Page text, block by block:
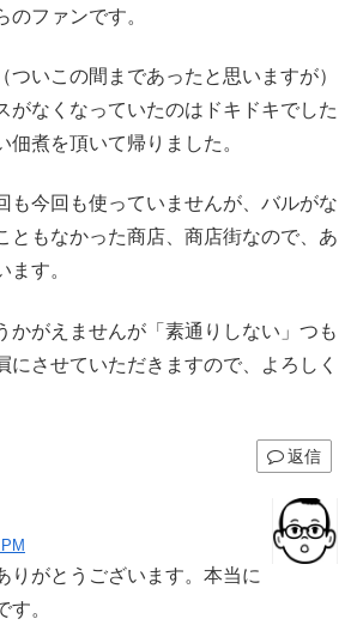
のファンです。
ついこの間まであったと思いますが）
がなくなっていたのはドキドキでした
佃煮を頂いて帰りました。
も今回も使っていませんが、バルがな
ともなかった商店、商店街なので、あ
ます。
かがえませんが「素通りしない」つも
にさせていただきますので、よろしく
返信
りがとうございます。本当に
す。